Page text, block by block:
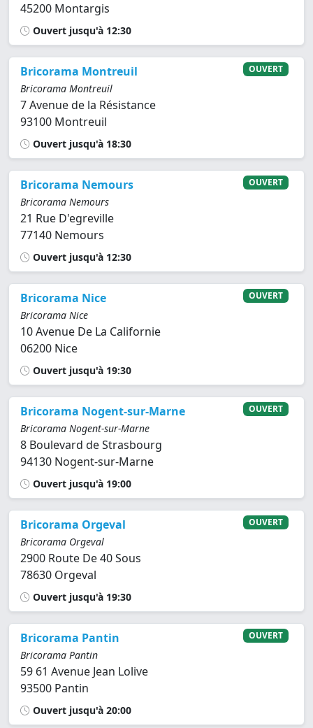
45200 Montargis
Ouvert jusqu'à 12:30
Bricorama Montreuil
Bricorama Montreuil
7 Avenue de la Résistance
93100 Montreuil
OUVERT
Ouvert jusqu'à 18:30
Bricorama Nemours
Bricorama Nemours
21 Rue D'egreville
77140 Nemours
OUVERT
Ouvert jusqu'à 12:30
Bricorama Nice
Bricorama Nice
10 Avenue De La Californie
06200 Nice
OUVERT
Ouvert jusqu'à 19:30
Bricorama Nogent-sur-Marne
Bricorama Nogent-sur-Marne
8 Boulevard de Strasbourg
94130 Nogent-sur-Marne
OUVERT
Ouvert jusqu'à 19:00
Bricorama Orgeval
Bricorama Orgeval
2900 Route De 40 Sous
78630 Orgeval
OUVERT
Ouvert jusqu'à 19:30
Bricorama Pantin
Bricorama Pantin
59 61 Avenue Jean Lolive
93500 Pantin
OUVERT
Ouvert jusqu'à 20:00